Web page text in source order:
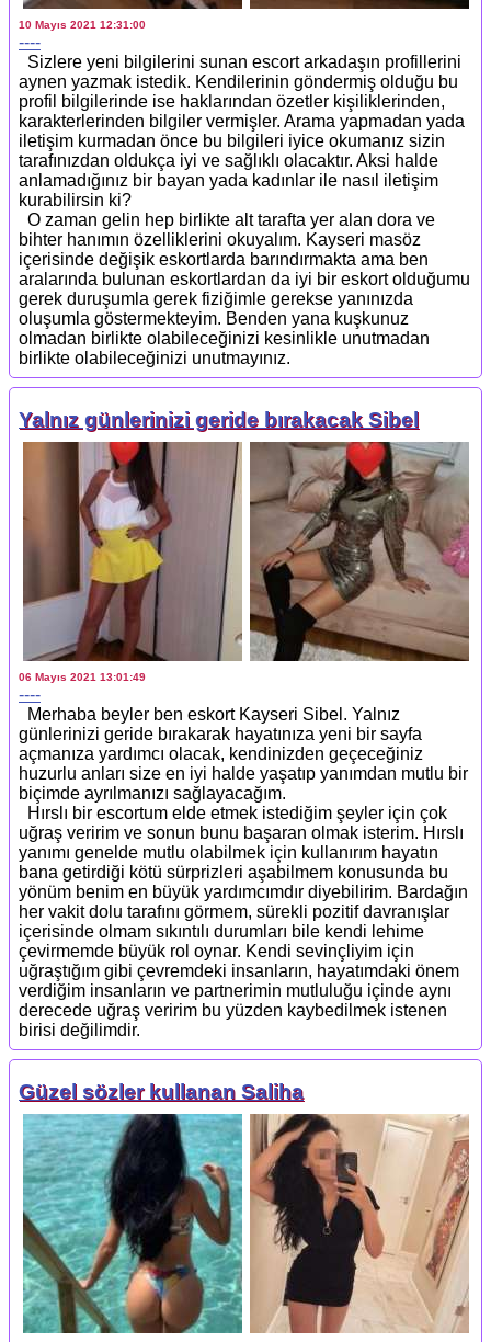
10 Mayıs 2021 12:31:00
----
Sizlere yeni bilgilerini sunan escort arkadaşın profillerini
aynen yazmak istedik. Kendilerinin göndermiş olduğu bu
profil bilgilerinde ise haklarından özetler kişiliklerinden,
karakterlerinden bilgiler vermişler. Arama yapmadan yada
iletişim kurmadan önce bu bilgileri iyice okumanız sizin
tarafınızdan oldukça iyi ve sağlıklı olacaktır. Aksi halde
anlamadığınız bir bayan yada kadınlar ile nasıl iletişim
kurabilirsin ki?
O zaman gelin hep birlikte alt tarafta yer alan dora ve
bihter hanımın özelliklerini okuyalım. Kayseri masöz
içerisinde değişik eskortlarda barındırmakta ama ben
aralarında bulunan eskortlardan da iyi bir eskort olduğumu
gerek duruşumla gerek fiziğimle gerekse yanınızda
oluşumla göstermekteyim. Benden yana kuşkunuz
olmadan birlikte olabileceğinizi kesinlikle unutmadan
birlikte olabileceğinizi unutmayınız.
Yalnız günlerinizi geride bırakacak Sibel
06 Mayıs 2021 13:01:49
----
Merhaba beyler ben eskort Kayseri Sibel. Yalnız
günlerinizi geride bırakarak hayatınıza yeni bir sayfa
açmanıza yardımcı olacak, kendinizden geçeceğiniz
huzurlu anları size en iyi halde yaşatıp yanımdan mutlu bir
biçimde ayrılmanızı sağlayacağım.
Hırslı bir escortum elde etmek istediğim şeyler için çok
uğraş veririm ve sonun bunu başaran olmak isterim. Hırslı
yanımı genelde mutlu olabilmek için kullanırım hayatın
bana getirdiği kötü sürprizleri aşabilmem konusunda bu
yönüm benim en büyük yardımcımdır diyebilirim. Bardağın
her vakit dolu tarafını görmem, sürekli pozitif davranışlar
içerisinde olmam sıkıntılı durumları bile kendi lehime
çevirmemde büyük rol oynar. Kendi sevinçliyim için
uğraştığım gibi çevremdeki insanların, hayatımdaki önem
verdiğim insanların ve partnerimin mutluluğu içinde aynı
derecede uğraş veririm bu yüzden kaybedilmek istenen
birisi değilimdir.
Güzel sözler kullanan Saliha